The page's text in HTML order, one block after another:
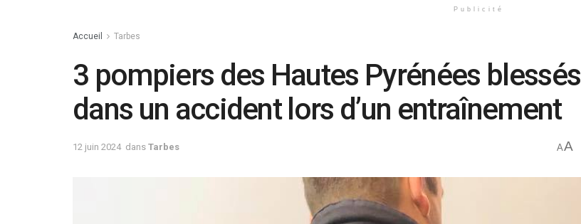
Publicité
Accueil Tarbes
3 pompiers des Hautes Pyrénées blessés
dans un accident lors d’un entraînement
12 juin 2024 dans Tarbes AA